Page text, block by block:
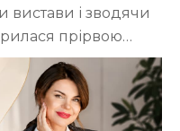
вистави і зводячи
прірвою…